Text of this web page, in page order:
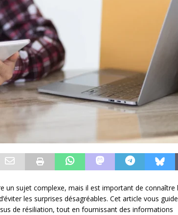
un sujet complexe, mais il est important de connaître
les surprises désagréables. Cet article vous
de résiliation, tout en fournissant des informations